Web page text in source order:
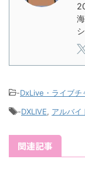
-DxLive・ライブチ
-DXLIVE, アルバイ
関連記事